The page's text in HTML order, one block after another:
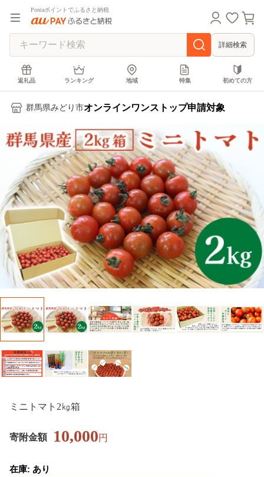
Pontaポイントでふるさと納税
詳細検索
返礼品 ランキング 地域 特集 初めての方
群馬県みどり市オンラインワンストップ申請対象
ミニトマト2㎏箱
寄附金額 10,000円
在庫: あり